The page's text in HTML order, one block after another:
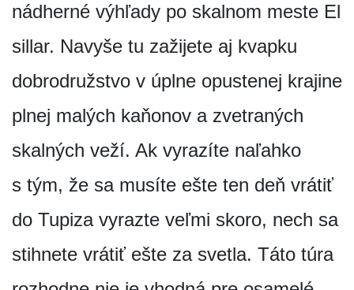
nádherné výhľady po skalnom meste El
sillar. Navyše tu zažijete aj kvapku
dobrodružstvo v úplne opustenej krajine
plnej malých kaňonov a zvetraných
skalných veží. Ak vyrazíte naľahko
s tým, že sa musíte ešte ten deň vrátiť
do Tupiza vyrazte veľmi skoro, nech sa
stihnete vrátiť ešte za svetla. Táto túra